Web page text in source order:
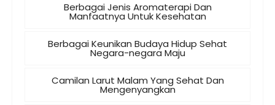
Berbagai Jenis Aromaterapi Dan
Manfaatnya Untuk Kesehatan
Berbagai Keunikan Budaya Hidup Sehat
Negara-negara Maju
Camilan Larut Malam Yang Sehat Dan
Mengenyangkan